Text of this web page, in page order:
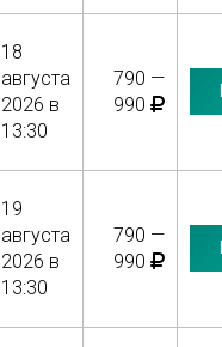
18
августа
2026 в
13:30
790 —
990
19
августа
2026 в
13:30
790 —
990